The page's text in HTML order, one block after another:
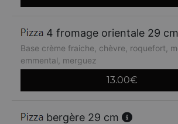
4 fromage orientale 29 cm
Base crème fraiche, chèvre, roquefort,
emmental, merguez
13.00€
bergère 29 cm